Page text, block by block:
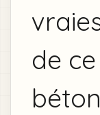
de
béton